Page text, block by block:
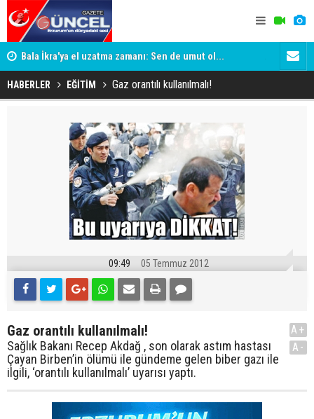
Bala İkra'ya el uzatma zamanı: Sen de umut ol... ADALET
HABERLER EĞİTİM Gaz orantılı kullanılmalı!
09:49 05 Temmuz 2012
Gaz orantılı kullanılmalı!
Sağlık Bakanı Recep Akdağ , son olarak astım hastası
Çayan Birben’in ölümü ile gündeme gelen biber gazı ile
ilgili, ‘orantılı kullanılmalı’ uyarısı yaptı.
A+
A-